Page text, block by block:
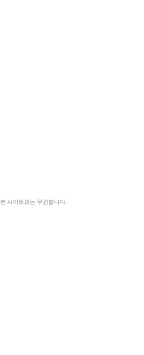
사이트와는 무관합니다.